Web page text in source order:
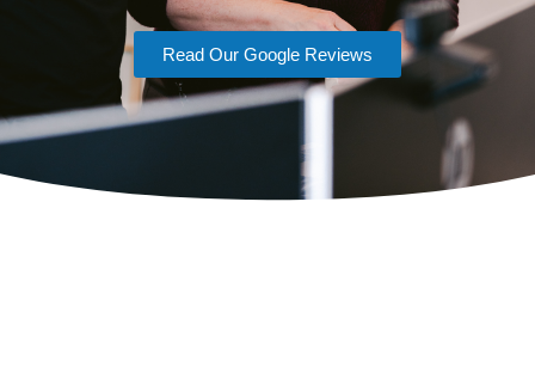
Read Our Google Reviews